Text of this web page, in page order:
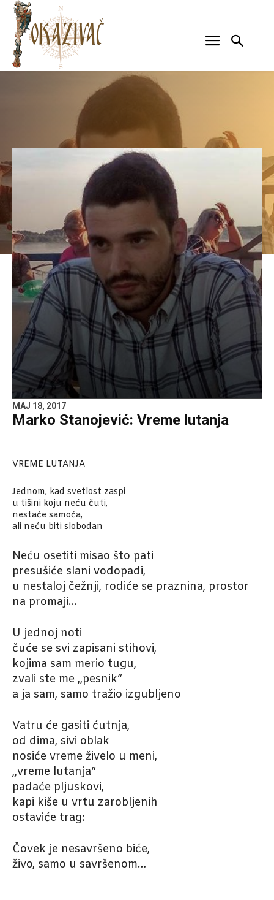
MAJ 18, 2017
Marko Stanojević: Vreme lutanja
VREME LUTANJA
Jednom, kad svetlost zaspi
u tišini koju neću čuti,
nestaće samoća,
ali neću biti slobodan
Neću osetiti misao što pati
presušiće slani vodopadi,
u nestaloj čežnji, rodiće se praznina, prostor
na promaji…
U jednoj noti
čuće se svi zapisani stihovi,
kojima sam merio tugu,
zvali ste me „pesnik“
a ja sam, samo tražio izgubljeno
Vatru će gasiti ćutnja,
od dima, sivi oblak
nosiće vreme živelo u meni,
„vreme lutanja“
padaće pljuskovi,
kapi kiše u vrtu zarobljenih
ostaviće trag:
Čovek je nesavršeno biće,
živo, samo u savršenom…